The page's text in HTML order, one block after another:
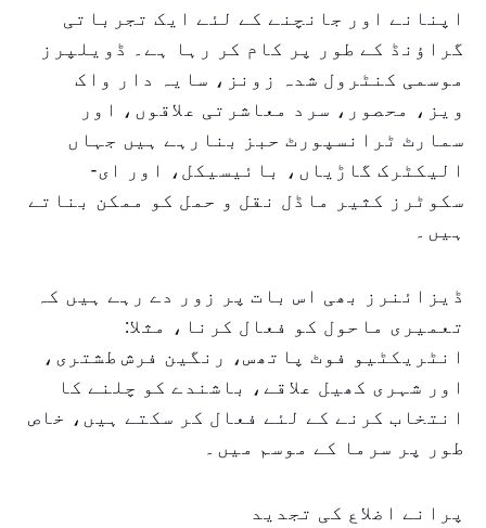
اپنانے اور جانچنے کے لئے ایک تجرباتی
گراؤنڈ کے طور پر کام کر رہا ہے۔ ڈویلپرز
موسمی کنٹرول شدہ زونز، سایہ دار واک
ویز، محصور، سرد معاشرتی علاقوں، اور
سمارٹ ٹرانسپورٹ حبز بنارہے ہیں جہاں
الیکٹرک گاڑیاں، بائیسیکل، اور ای-
سکوٹرز کثیر ماڈل نقل و حمل کو ممکن بناتے
ہیں۔
ڈیزائنرز بھی اس بات پر زور دے رہے ہیں کہ
تعمیری ماحول کو فعال کرنا، مثلا:
انٹریکٹیو فوٹ پاتھس، رنگین فرش طشتری،
اور شہری کھیل علاقے، باشندے کو چلنے کا
انتخاب کرنے کے لئے فعال کر سکتے ہیں، خاص
طور پر سرما کے موسم میں۔
پرانے اضلاع کی تجدید